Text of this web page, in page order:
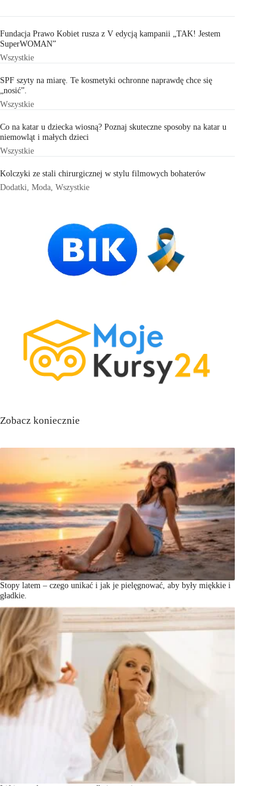
Fundacja Prawo Kobiet rusza z V edycją kampanii „TAK! Jestem
SuperWOMAN”
Wszystkie
SPF szyty na miarę. Te kosmetyki ochronne naprawdę chce się
„nosić”.
Wszystkie
Co na katar u dziecka wiosną? Poznaj skuteczne sposoby na katar u
niemowląt i małych dzieci
Wszystkie
Kolczyki ze stali chirurgicznej w stylu filmowych bohaterów
Dodatki Moda Wszystkie
Zobacz koniecznie
Stopy latem – czego unikać i jak je pielęgnować, aby były miękkie i
gładkie.